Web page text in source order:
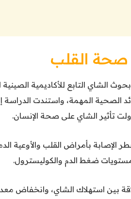
القلب
التابع للأكاديمية الصينية
الصحية المهمة، واستندت
تأثير الشاي على صحة الإنسان.
الإصابة بأمراض القلب والأوعية
ضغط الدم والكوليسترول.
بين استهلاك الشاي، وانخفاض